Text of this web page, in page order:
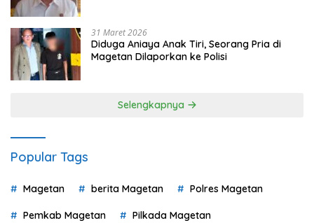
31 Maret 2026
Diduga Aniaya Anak Tiri, Seorang Pria di
Magetan Dilaporkan ke Polisi
Selengkapnya
Popular Tags
Magetan berita Magetan Polres Magetan
Pemkab Magetan Pilkada Magetan